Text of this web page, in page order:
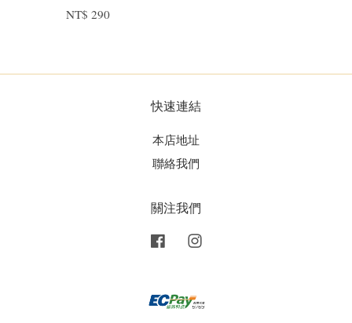
NT$ 290
快速連結
本店地址
聯絡我們
關注我們
Facebook